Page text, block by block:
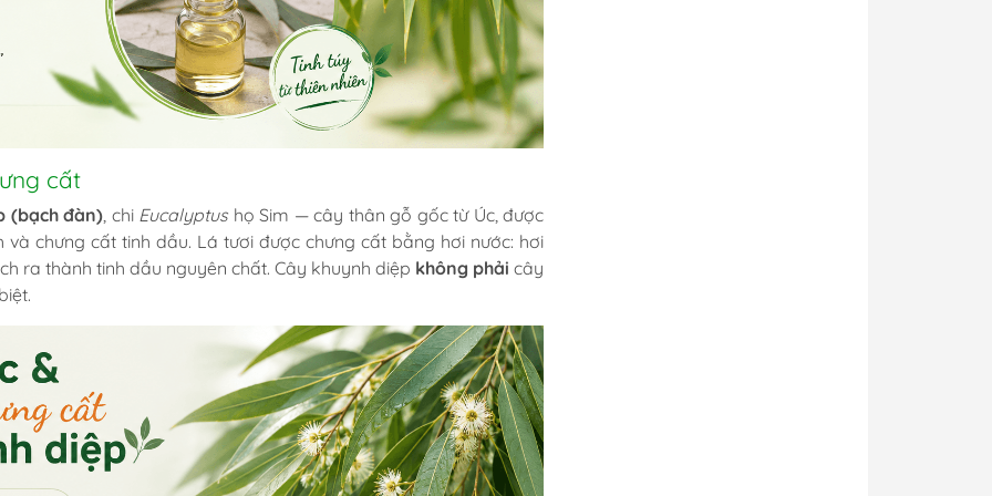
cất
(bạch đàn) , chi Eucalyptus họ Sim — cây thân gỗ gốc từ Úc, được
chưng cất tinh dầu. Lá tươi được chưng cất bằng hơi nước: hơi
ra thành tinh dầu nguyên chất. Cây khuynh diệp không phải cây